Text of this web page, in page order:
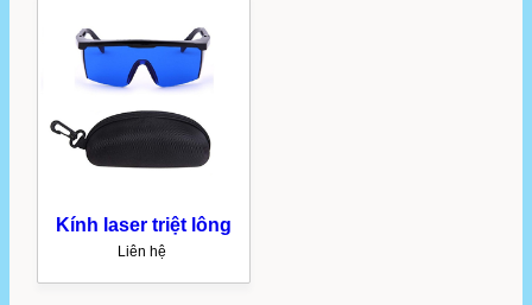
Kính laser triệt lông
Liên hệ